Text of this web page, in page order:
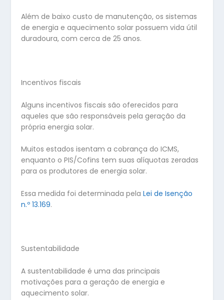
Além de baixo custo de manutenção, os sistemas
de energia e aquecimento solar possuem vida útil
duradoura, com cerca de 25 anos.
Incentivos fiscais
Alguns incentivos fiscais são oferecidos para
aqueles que são responsáveis pela geração da
própria energia solar.
Muitos estados isentam a cobrança do ICMS,
enquanto o PIS/Cofins tem suas alíquotas zeradas
para os produtores de energia solar.
Essa medida foi determinada pelaLei de Isenção
n.º 13.169.
Sustentabilidade
A sustentabilidade é uma das principais
motivações para a geração de energia e
aquecimento solar.